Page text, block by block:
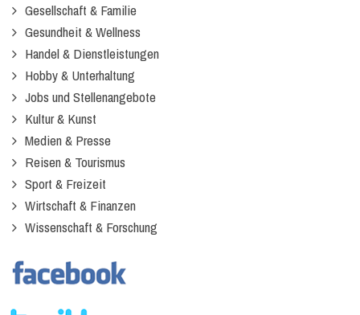
Gesellschaft & Familie
Gesundheit & Wellness
Handel & Dienstleistungen
Hobby & Unterhaltung
Jobs und Stellenangebote
Kultur & Kunst
Medien & Presse
Reisen & Tourismus
Sport & Freizeit
Wirtschaft & Finanzen
Wissenschaft & Forschung